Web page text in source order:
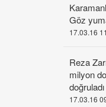
Göz
17.03.16
Reza
milyon
doğruladı
17.03.16